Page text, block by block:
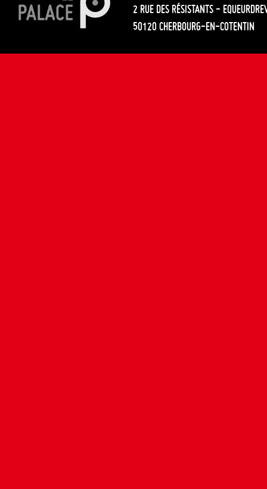
articles
2 RUE DES RÉSISTANTS -
50120 CHERBOURG-EN-COTENTIN